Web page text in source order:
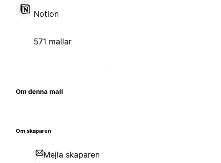
Notion
571 mallar
Om denna mall
Om skaparen
Mejla skaparen